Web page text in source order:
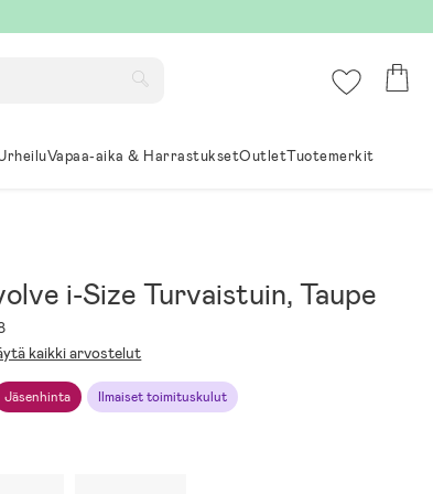
Vapaa-aika & HarrastuksetOutletTuotemerkit
i-Size Turvaistuin, Taupe
Jäsenhinta Ilmaiset toimituskulut
kaikki arvostelut